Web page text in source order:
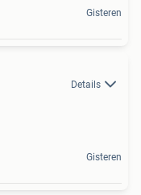
Gisteren
Details
Gisteren